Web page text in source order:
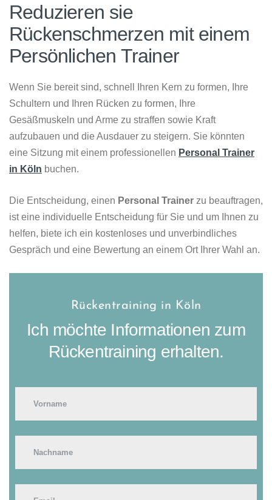
Reduzieren sie
Rückenschmerzen mit einem
Persönlichen Trainer
Wenn Sie bereit sind, schnell Ihren Kern zu formen, Ihre
Schultern und Ihren Rücken zu formen, Ihre
Gesäßmuskeln und Arme zu straffen sowie Kraft
aufzubauen und die Ausdauer zu steigern. Sie könnten
eine Sitzung mit einem professionellen Personal Trainer
in Köln buchen.
Die Entscheidung, einen Personal Trainer zu beauftragen,
ist eine individuelle Entscheidung für Sie und um Ihnen zu
helfen, biete ich ein kostenloses und unverbindliches
Gespräch und eine Bewertung an einem Ort Ihrer Wahl an.
Rückentraining in Köln
Ich möchte Informationen zum
Rückentraining erhalten.